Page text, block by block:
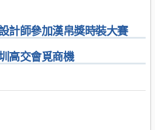
計師參加漢帛獎時裝大賽
高交會覓商機